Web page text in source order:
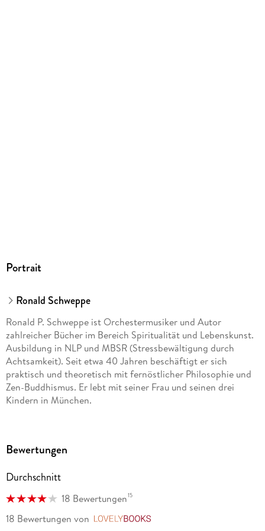
Portrait
Ronald Schweppe
Ronald P. Schweppe ist Orchestermusiker und Autor
zahlreicher Bücher im Bereich Spiritualität und Lebenskunst.
Ausbildung in NLP und MBSR (Stressbewältigung durch
Achtsamkeit). Seit etwa 40 Jahren beschäftigt er sich
praktisch und theoretisch mit fernöstlicher Philosophie und
Zen-Buddhismus. Er lebt mit seiner Frau und seinen drei
Kindern in München.
und Qigong-Lehrer tätig. Bekannt geworden ist er durch
Bereichen Psychologie und Philosophie. Er lebt mit seiner
Frau, der chinesischen Heilerin Fei Long, in München und
Guangzhou.
Bewertungen
Durchschnitt
18 Bewertungen15
18 Bewertungen von